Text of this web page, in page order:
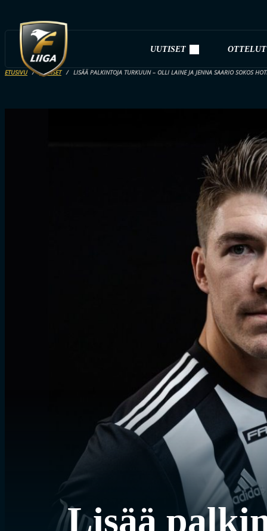
UUTISET OTTELUT
ETUSIVU UUTISET LISÄÄ PALKINTOJA TURKUUN – OLLI LAINE JA JENNA SAARIO SOKOS
Lisää